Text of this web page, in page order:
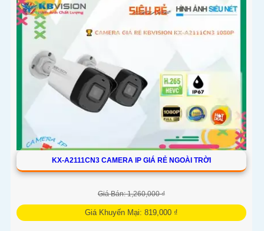
KX-A2111CN3 CAMERA IP GIÁ RẺ NGOÀI TRỜI
Giá Bán: 1,260,000 ₫
Giá Khuyến Mại: 819,000 ₫